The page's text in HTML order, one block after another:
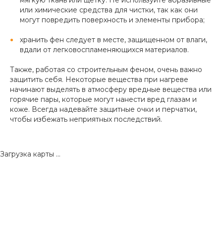
или химические средства для чистки, так как они
могут повредить поверхность и элементы прибора;
хранить фен следует в месте, защищенном от влаги,
вдали от легковоспламеняющихся материалов.
Также, работая со строительным феном, очень важно
защитить себя. Некоторые вещества при нагреве
начинают выделять в атмосферу вредные вещества или
горячие пары, которые могут нанести вред глазам и
коже. Всегда надевайте защитные очки и перчатки,
чтобы избежать неприятных последствий.
Загрузка карты ...